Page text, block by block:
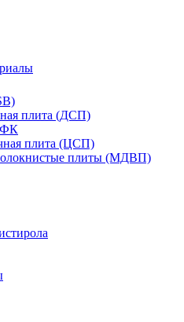
плита (ДСП)
ФК
плита (ЦСП)
плиты (МДВП)